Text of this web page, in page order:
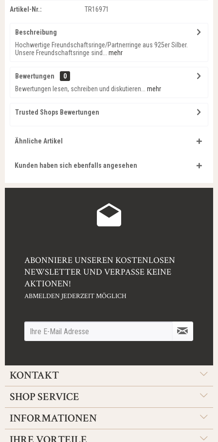
Artikel-Nr.: TR16971
Beschreibung
Hochwertige Freundschaftsringe/Partnerringe aus 925er Silber.
Unsere Freundschaftsringe sind...
mehr
Bewertungen
0
Bewertungen lesen, schreiben und diskutieren...
mehr
Trusted Shops Bewertungen
Ähnliche Artikel
Kunden haben sich ebenfalls angesehen
ABONNIERE UNSEREN KOSTENLOSEN
NEWSLETTER UND VERPASSE KEINE
AKTIONEN!
ABMELDEN JEDERZEIT MÖGLICH
KONTAKT
SHOP SERVICE
INFORMATIONEN